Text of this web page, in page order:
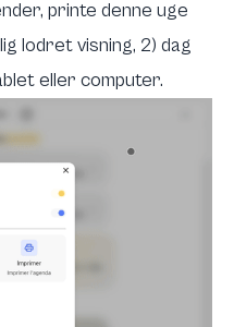
printe denne uge
lodret visning, 2) dag
eller computer.